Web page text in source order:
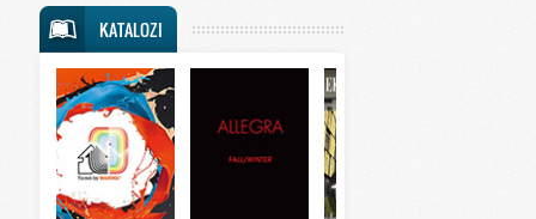
Svet sporta
Svet tehnike
Svet ugostiteljstva
Svet zabave i umetnosti
Svet zanimljivosti
KATALOZI